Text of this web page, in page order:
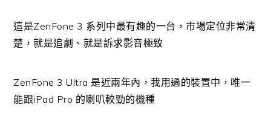
這是ZenFone 3 系列中最有趣的一台，市場定位非常清
楚，就是追劇、就是訴求影音極致
ZenFone 3 Ultra 是近兩年內，我用過的裝置中，唯一
能跟iPad Pro 的喇叭較勁的機種